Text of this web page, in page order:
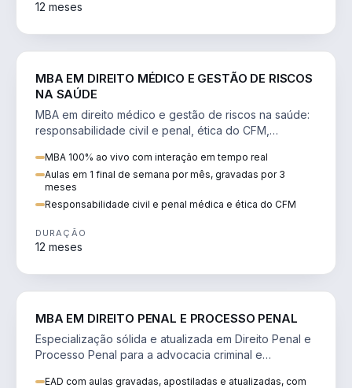
12 meses
MBA EM DIREITO MÉDICO E GESTÃO DE RISCOS
NA SAÚDE
MBA em direito médico e gestão de riscos na saúde:
responsabilidade civil e penal, ética do CFM,
MBA 100% ao vivo com interação em tempo real
Aulas em 1 final de semana por mês, gravadas por 3
meses
Responsabilidade civil e penal médica e ética do CFM
DURAÇÃO
12 meses
MBA EM DIREITO PENAL E PROCESSO PENAL
Especialização sólida e atualizada em Direito Penal e
Processo Penal para a advocacia criminal e
EAD com aulas gravadas, apostiladas e atualizadas, com